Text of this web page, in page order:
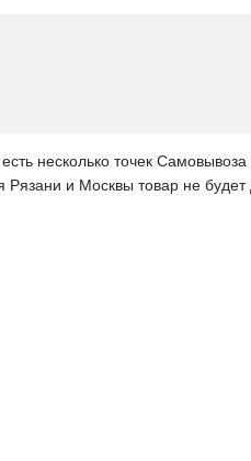
несколько точек Самовывоза
и Москвы товар не будет